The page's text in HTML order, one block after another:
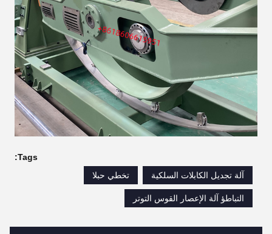
Tags:
آلة تجديل الكابلات السلكية
تخطي حبلا
التباطؤ آلة الإعصار القوس التوتر